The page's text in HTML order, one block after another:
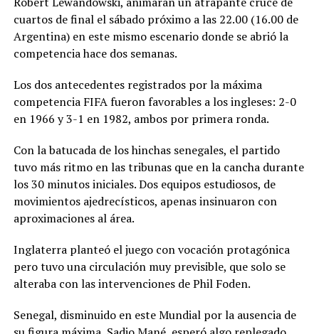
cuartos de final el sábado próximo a las 22.00 (16.00 de
Argentina) en este mismo escenario donde se abrió la
competencia hace dos semanas.
Los dos antecedentes registrados por la máxima
competencia FIFA fueron favorables a los ingleses: 2-0
en 1966 y 3-1 en 1982, ambos por primera ronda.
Con la batucada de los hinchas senegales, el partido
tuvo más ritmo en las tribunas que en la cancha durante
los 30 minutos iniciales. Dos equipos estudiosos, de
movimientos ajedrecísticos, apenas insinuaron con
aproximaciones al área.
Inglaterra planteó el juego con vocación protagónica
pero tuvo una circulación muy previsible, que solo se
alteraba con las intervenciones de Phil Foden.
Senegal, disminuido en este Mundial por la ausencia de